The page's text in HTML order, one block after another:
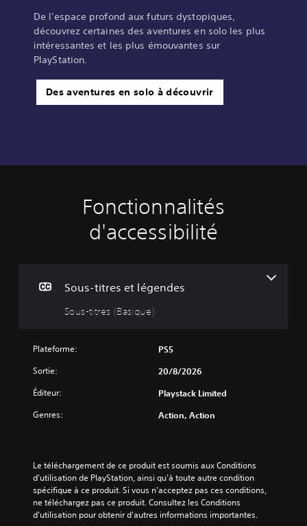
De l'espace profond aux futurs dystopiques,
découvrez certaines des aventures en solo les plus
intéressantes et les plus émouvantes sur
PlayStation.
Des aventures en solo à découvrir
Fonctionnalités
d'accessibilité
Sous-titres et légendes
Sous-titres (Basique)
i
r
(
)
S
e
u
l
Plateforme: PS5
Sortie: 20/8/2026
Éditeur: Playstack Limited
Genres: Action, Action
Le téléchargement de ce produit est soumis aux Conditions
d'utilisation de PlayStation, ainsi qu'à toute autre condition
spécifique à ce produit. Si vous n'acceptez pas ces conditions,
ne téléchargez pas ce produit. Consultez les Conditions
d'utilisation pour obtenir d'autres informations importantes.